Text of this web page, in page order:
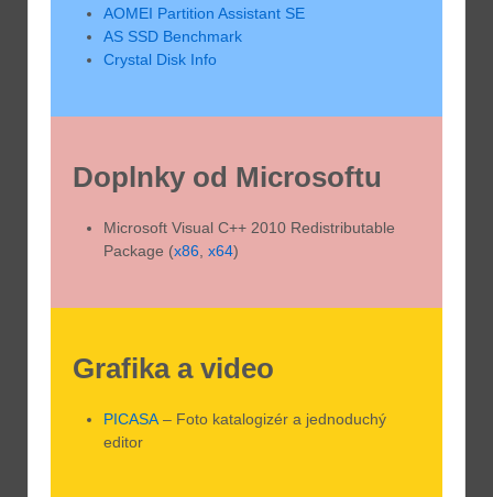
AOMEI Partition Assistant SE
AS SSD Benchmark
Crystal Disk Info
Doplnky od Microsoftu
Microsoft Visual C++ 2010 Redistributable
Package (x86 x64)
Grafika a video
PICASA – Foto katalogizér a jednoduchý
editor